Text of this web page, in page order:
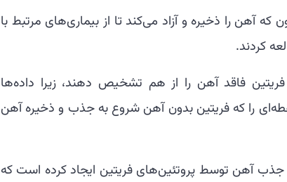
که آهن را ذخیره و آزاد می‌کند تا از بیماری‌های مرتبط با
کردند.
فاقد آهن را از هم تشخیص دهند، زیرا داده‌ها
را که فریتین بدون آهن شروع به جذب و ذخیره آهن
جذب آهن توسط پروتئین‌های فریتین ایجاد کرده است که